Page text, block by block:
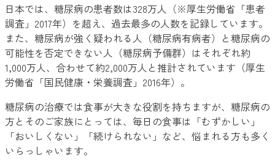
日本では、糖尿病の患者数は328万人（※厚生労働省「患者
調査」2017年）を超え、過去最多の人数を記録しています。
また、糖尿病が強く疑われる人（糖尿病有病者）と糖尿病の
可能性を否定できない人（糖尿病予備群）はそれぞれ約
1,000万人、合わせて約2,000万人と推計されています（厚生
労働省「国民健康・栄養調査」2016年）。
糖尿病の治療では食事が大きな役割を持ちますが、糖尿病の
方とそのご家族にとっては、毎日の食事は「むずかしい」
「おいしくない」「続けられない」など、悩まれる方も多く
いらっしゃいます。